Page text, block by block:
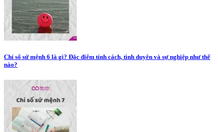
Chỉ số sứ mệnh 6 là gì? Đặc điểm tính cách, tình duyên và sự nghiệp như thế
nào?